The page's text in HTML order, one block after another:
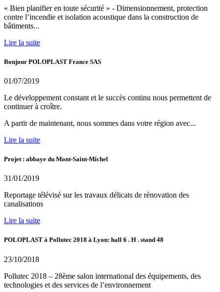
« Bien planifier en toute sécurité » - Dimensionnement, protection
contre l’incendie et isolation acoustique dans la construction de
bâtiments...
Lire la suite
Bonjour POLOPLAST France SAS
01/07/2019
Le développement constant et le succès continu nous permettent de
continuer à croître.
A partir de maintenant, nous sommes dans votre région avec...
Lire la suite
Projet : abbaye du Mont-Saint-Michel
31/01/2019
Reportage télévisé sur les travaux délicats de rénovation des
canalisations
Lire la suite
POLOPLAST à Pollutec 2018 à Lyon: hall 6 . H . stand 48
23/10/2018
Pollutec 2018 – 28ème salon international des équipements, des
technologies et des services de l’environnement